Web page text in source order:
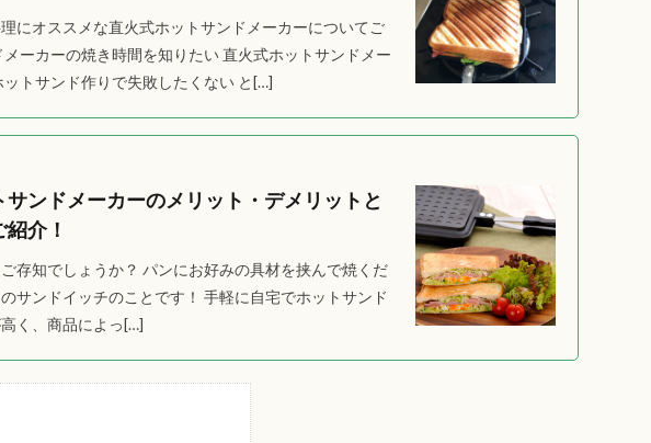
にオススメな直火式ホットサンドメーカーについてご
ーカーの焼き時間を知りたい 直火式ホットサンドメー
トサンド作りで失敗したくない と[…]
サンドメーカーのメリット・デメリットと
介！
存知でしょうか？ パンにお好みの具材を挟んで焼くだ
サンドイッチのことです！ 手軽に自宅でホットサンド
く、商品によっ[…]